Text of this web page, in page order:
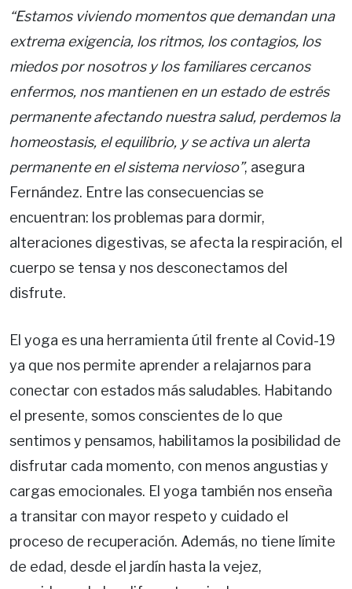
“Estamos viviendo momentos que demandan una
extrema exigencia, los ritmos, los contagios, los
miedos por nosotros y los familiares cercanos
enfermos, nos mantienen en un estado de estrés
permanente afectando nuestra salud, perdemos la
homeostasis, el equilibrio, y se activa un alerta
permanente en el sistema nervioso”, asegura
Fernández. Entre las consecuencias se
encuentran: los problemas para dormir,
alteraciones digestivas, se afecta la respiración, el
cuerpo se tensa y nos desconectamos del
disfrute.
El yoga es una herramienta útil frente al Covid-19
ya que nos permite aprender a relajarnos para
conectar con estados más saludables. Habitando
el presente, somos conscientes de lo que
sentimos y pensamos, habilitamos la posibilidad de
disfrutar cada momento, con menos angustias y
cargas emocionales. El yoga también nos enseña
a transitar con mayor respeto y cuidado el
proceso de recuperación. Además, no tiene límite
de edad, desde el jardín hasta la vejez,